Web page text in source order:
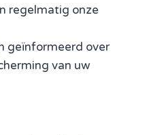
regelmatig onze
geïnformeerd over
van uw